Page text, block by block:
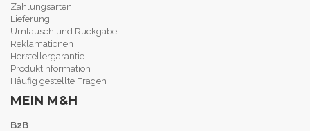
Zahlungsarten
Lieferung
Umtausch und Rückgabe
Reklamationen
Herstellergarantie
Produktinformation
Häufig gestellte Fragen
MEIN M&H
B2B